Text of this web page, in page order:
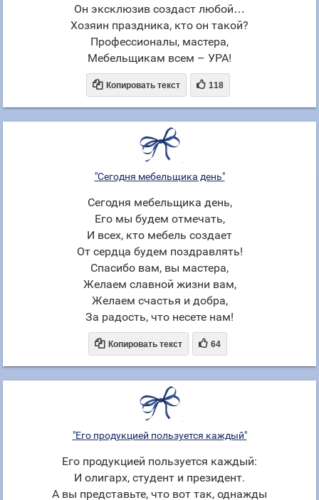
Он эксклюзив создаст любой…
Хозяин праздника, кто он такой?
Профессионалы, мастера,
Мебельщикам всем – УРА!
 Копировать текст  118
"Сегодня мебельщика день"
Сегодня мебельщика день,
Его мы будем отмечать,
И всех, кто мебель создает
От сердца будем поздравлять!
Спасибо вам, вы мастера,
Желаем славной жизни вам,
Желаем счастья и добра,
За радость, что несете нам!
 Копировать текст  64
"Его продукцией пользуется каждый"
Его продукцией пользуется каждый:
И олигарх, студент и президент.
А вы представьте, что вот так, однажды